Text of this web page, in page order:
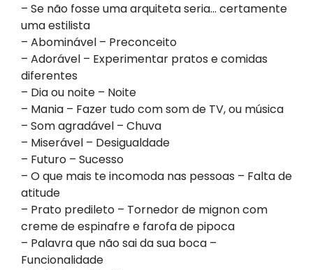
– Se não fosse uma arquiteta seria… certamente
uma estilista
– Abominável – Preconceito
– Adorável – Experimentar pratos e comidas
diferentes
– Dia ou noite – Noite
– Mania – Fazer tudo com som de TV, ou música
– Som agradável – Chuva
– Miserável – Desigualdade
– Futuro – Sucesso
– O que mais te incomoda nas pessoas – Falta de
atitude
– Prato predileto – Tornedor de mignon com
creme de espinafre e farofa de pipoca
– Palavra que não sai da sua boca –
Funcionalidade